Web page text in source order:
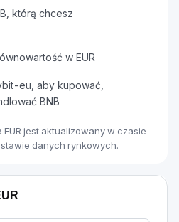
którą chcesz
w EUR
eu, aby kupować,
BNB
EUR jest aktualizowany w czasie
danych rynkowych.